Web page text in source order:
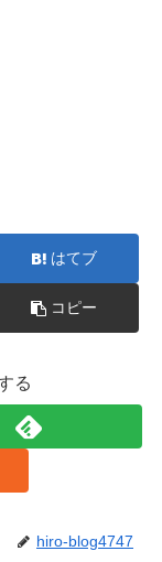
はてブ
コピー
る
hiro-blog4747